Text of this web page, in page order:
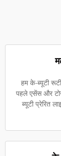
हम के-ब्यूटी
पहले एसेंस और
ब्यूटी प्रेरित